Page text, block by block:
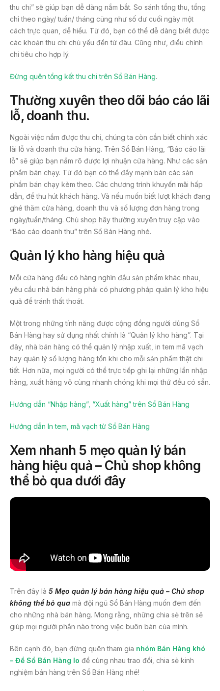
thu chi” sẽ giúp bạn dễ dàng nắm bắt. So sánh tổng thu, tổng
chi theo ngày/ tuần/ tháng cũng như số dư cuối ngày một
cách trực quan, dễ hiểu. Từ đó, bạn có thể dễ dàng biết được
các khoản thu chi chủ yếu đến từ đâu. Cũng như, điều chỉnh
chi tiêu cho hợp lý.
Đừng quên tổng kết thu chi trên Sổ Bán Hàng.
Thường xuyên theo dõi báo cáo lãi
lỗ, doanh thu.
Ngoài việc nắm được thu chi, chúng ta còn cần biết chính xác
lãi lỗ và doanh thu cửa hàng. Trên Sổ Bán Hàng, “Báo cáo lãi
lỗ” sẽ giúp bạn nắm rõ được lợi nhuận cửa hàng. Như các sản
phẩm bán chạy. Từ đó bạn có thể đẩy mạnh bán các sản
phẩm bán chạy kèm theo. Các chương trình khuyến mãi hấp
dẫn, để thu hút khách hàng. Và nếu muốn biết lượt khách đang
ghé thăm cửa hàng, doanh thu và số lượng đơn hàng trong
ngày/tuần/tháng. Chủ shop hãy thường xuyên truy cập vào
“Báo cáo doanh thu” trên Sổ Bán Hàng nhé.
Quản lý kho hàng hiệu quả
Mỗi cửa hàng đều có hàng nghìn đầu sản phẩm khác nhau,
yêu cầu nhà bán hàng phải có phương pháp quản lý kho hiệu
quả để tránh thất thoát.
Một trong những tính năng được cộng đồng người dùng Sổ
Bán Hàng hay sử dụng nhất chính là “Quản lý kho hàng”. Tại
đây, nhà bán hàng có thể quản lý nhập xuất, in tem mã vạch
hay quản lý số lượng hàng tồn khi cho mỗi sản phẩm thật chi
tiết. Hơn nữa, mọi người có thể trực tiếp ghi lại những lần nhập
hàng, xuất hàng vô cùng nhanh chóng khi mọi thứ đều có sẵn.
Hướng dẫn “Nhập hàng”, “Xuất hàng” trên Sổ Bán Hàng
Hướng dẫn In tem, mã vạch từ Sổ Bán Hàng
Xem nhanh 5 mẹo quản lý bán
hàng hiệu quả – Chủ shop không
thể bỏ qua dưới đây
Trên đây là 5 Mẹo quản lý bán hàng hiệu quả – Chủ shop
không thể bỏ qua mà đội ngũ Sổ Bán Hàng muốn đem đến
cho những nhà bán hàng. Mong rằng, những chia sẻ trên sẽ
giúp mọi người phần nào trong việc buôn bán của mình.
Bên cạnh đó, bạn đừng quên tham gia nhóm Bán Hàng khó
– Để Sổ Bán Hàng lo để cùng nhau trao đổi, chia sẻ kinh
nghiệm bán hàng trên Sổ Bán Hàng nhé!